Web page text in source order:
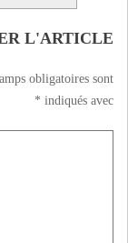
L'ARTICLE
obligatoires sont
indiqués avec
*